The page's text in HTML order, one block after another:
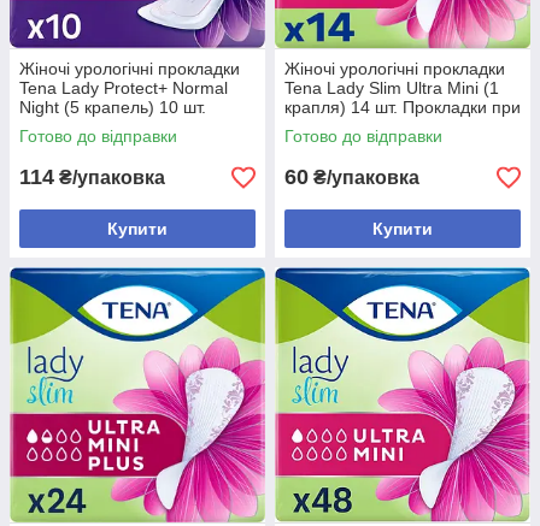
Жіночі урологічні прокладки
Tena Lady Protect+ Normal
Night (5 крапель) 10 шт.
Поглинаючі прокладки для
сну
Готово до відправки
114 ₴/упаковка
Купити
Жіночі урологічні прокладки
Tena Lady Slim Ultra Mini (1
крапля) 14 шт. Прокладки при
крапельному нетриманні сечі
для жінок
Готово до відправки
60 ₴/упаковка
Купити